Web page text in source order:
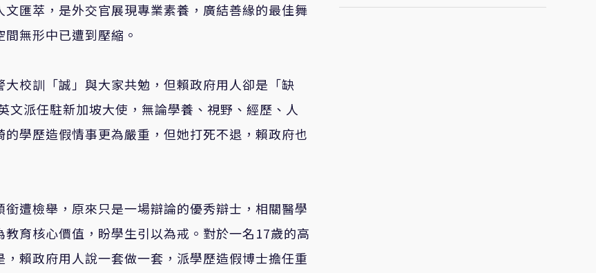
匯萃，是外交官展現專業素養，廣結善緣的最佳舞
無形中已遭到壓縮。
校訓「誠」與大家共勉，但賴政府用人卻是「缺
派任駐新加坡大使，無論學養、視野、經歷、人
學歷造假情事更為嚴重，但她打死不退，賴政府也
銜遭檢舉，原來只是一場辯論的優秀辯士，相關醫學
育核心價值，盼學生引以為戒。對於一名17歲的高
賴政府用人說一套做一套，派學歷造假博士擔任重